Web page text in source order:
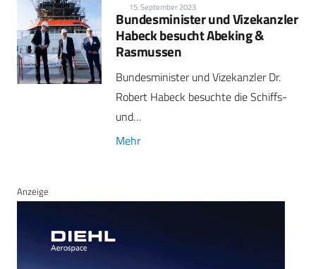
15. September 2023
Bundesminister und Vizekanzler
Habeck besucht Abeking &
Rasmussen
Bundesminister und Vizekanzler Dr.
Robert Habeck besuchte die Schiffs-
und…
Mehr
Anzeige